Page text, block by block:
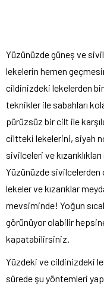
Yüzünüzde güneş ve
lekelerin hemen
cildinizdeki lekelerden
teknikler ile sabahları
pürüzsüz bir cilt ile
ciltteki lekelerini, siyah
sivilceleri ve
Yüzünüzde sivilcelerden
lekeler ve kızarıklar
mevsiminde! Yoğun
görünüyor olabilir
kapatabilirsiniz.
Yüzdeki ve cildinizdeki
sürede şu yöntemleri